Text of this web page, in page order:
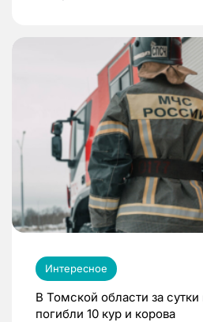
Интересное
В Томской области за
погибли 10 кур и корова